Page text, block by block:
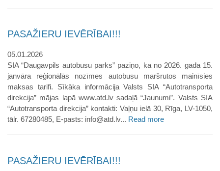
PASAŽIERU IEVĒRĪBAI!!!
05.01.2026
SIA “Daugavpils autobusu parks” paziņo, ka no 2026. gada 15.
janvāra reģionālās nozīmes autobusu maršrutos mainīsies
maksas tarifi. Sīkāka informācija Valsts SIA “Autotransporta
direkcija” mājas lapā www.atd.lv sadaļā “Jaunumi”. Valsts SIA
“Autotransporta direkcija” kontakti: Vaļņu ielā 30, Rīga, LV-1050,
tālr. 67280485, E-pasts: info@atd.lv... Read more
PASAŽIERU IEVĒRĪBAI!!!